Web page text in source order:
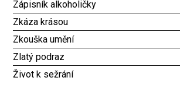
Zápisník alkoholičky
Zkáza krásou
Zkouška umění
Zlatý podraz
Život k sežrání